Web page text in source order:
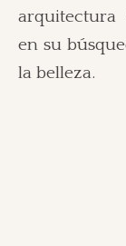
arquitectura
en su
la belleza.